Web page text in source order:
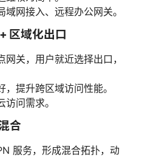
网接入、远程办公网关。
区域化出口
关，用户就近选择出口，
提升跨区域访问性能。
问需求。
合
服务，形成混合拓扑，动